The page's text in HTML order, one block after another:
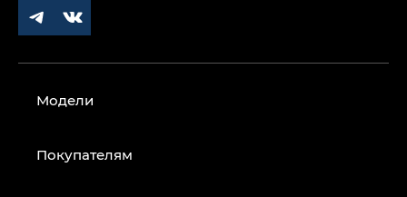
Модели
Покупателям